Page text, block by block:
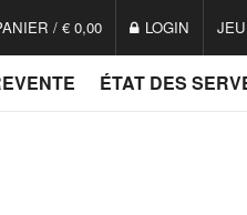
/ € 0,00 LOGIN
ÉTAT DES